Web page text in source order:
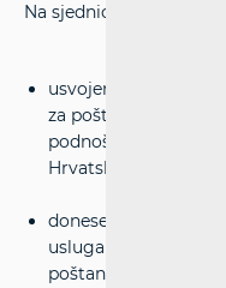
Na sjednici Vijeća
usvojeno je Godišnje
za poštu i
podnošenja
Hrvatske
donesena je odluka
usluga NOVA
poštanskih usluga i